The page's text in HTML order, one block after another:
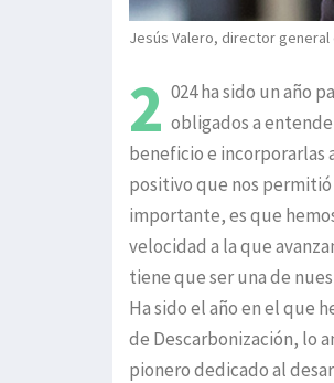
Jesús Valero, director general
2 024 ha sido un año
obligados a
beneficio e incorporarlas
positivo que nos
importante, es que
velocidad a la que
tiene que ser una de
Ha sido el año en el que
de Descarbonización, lo
pionero dedicado al